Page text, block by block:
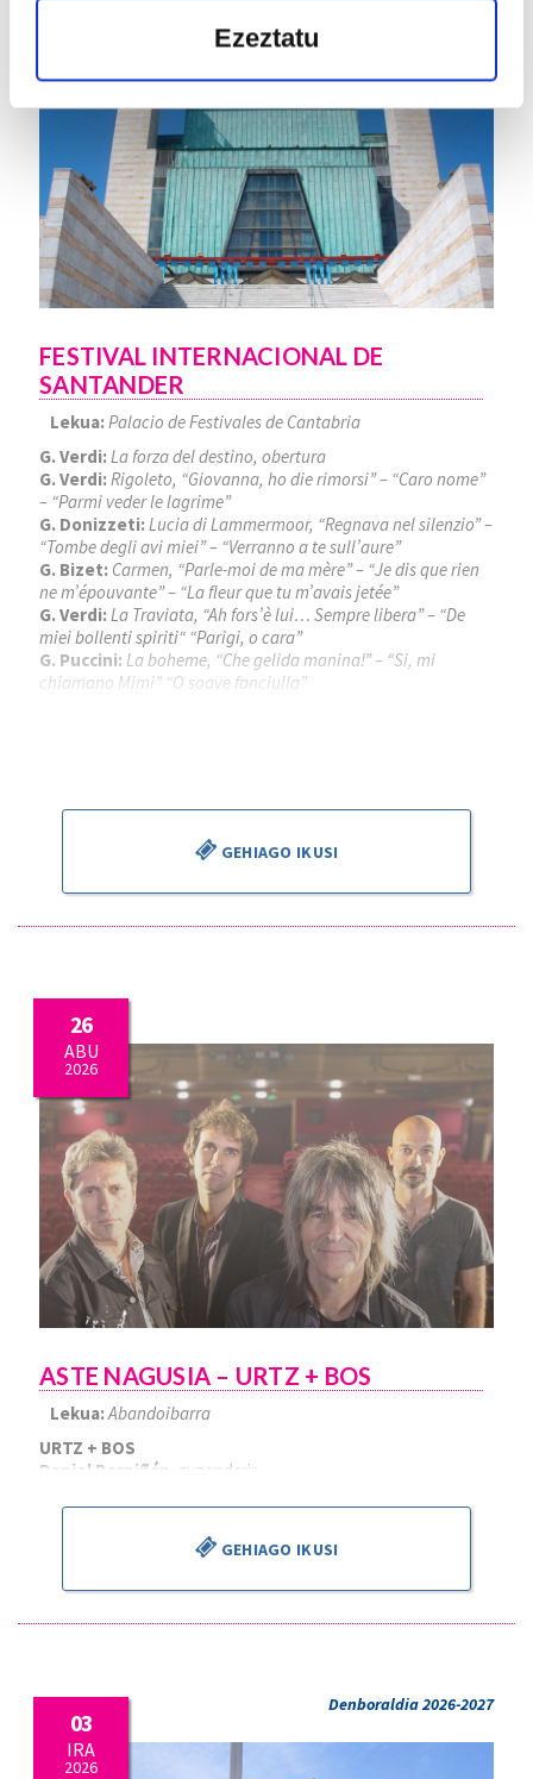
Ezeztatu
FESTIVAL INTERNACIONAL DE
SANTANDER
Lekua:Palacio de Festivales de Cantabria
G. Verdi:La forza del destino, obertura
G. Verdi:Rigoleto, “Giovanna, ho die rimorsi” – “Caro nome”
– “Parmi veder le lagrime”
G. Donizzeti:Lucia di Lammermoor, “Regnava nel silenzio” –
“Tombe degli avi miei” – “Verranno a te sull’aure”
G. Bizet: Carmen, “Parle-moi de ma mère” – “Je dis que rien
ne m’épouvante” – “La fleur que tu m’avais jetée”
G. Verdi:La Traviata, “Ah fors’è lui… Sempre libera” – “De
miei bollenti spiriti“ “Parigi, o cara”
G. Puccini: La boheme, “Che gelida manina!” – “Si, mi
chiamano Mimi” “O soave fanciulla”
GEHIAGO IKUSI
26
ABU
2026
ASTE NAGUSIA – URTZ + BOS
Lekua:Abandoibarra
URTZ + BOS
Daniel Perpiñán , zuzendaria
GEHIAGO IKUSI
Denboraldia 2026-2027
03
IRA
2026